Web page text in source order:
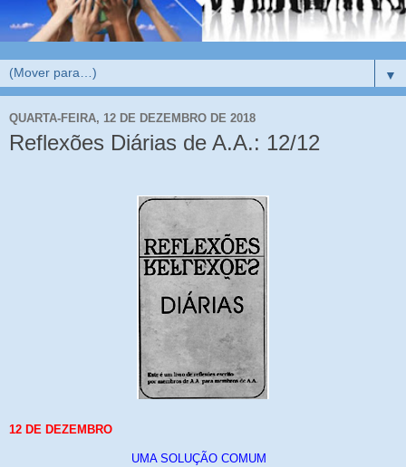
▼
QUARTA-FEIRA, 12 DE DEZEMBRO DE 2018
Reflexões Diárias de A.A.: 12/12
12 DE DEZEMBRO
UMA SOLUÇÃO COMUM